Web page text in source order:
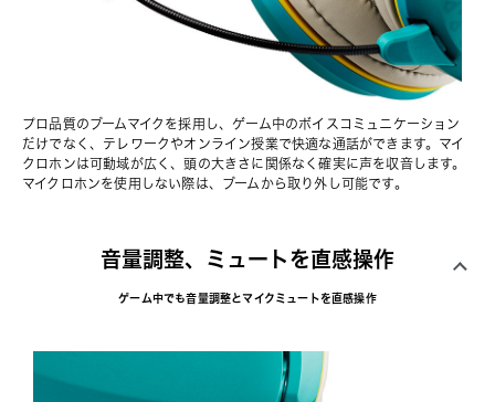
プロ品質のブームマイクを採用し、ゲーム中のボイスコミュニケーション
だけでなく、テレワークやオンライン授業で快適な通話ができます。マイ
クロホンは可動域が広く、頭の大きさに関係なく確実に声を収音します。
マイクロホンを使用しない際は、ブームから取り外し可能です。
音量調整、ミュートを直感操作
ゲーム中でも音量調整とマイクミュートを直感操作